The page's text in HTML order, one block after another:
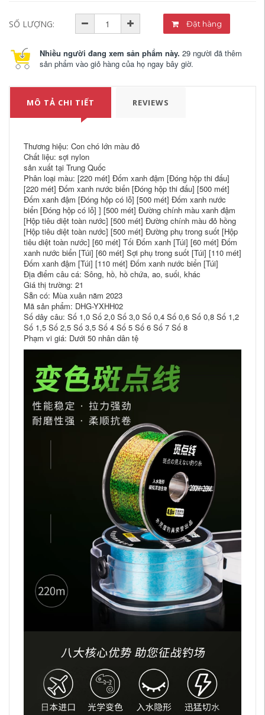
SỐ LƯỢNG: Đặt hàng
Nhiều người đang xem sản phẩm này. 29 người đã thêm
sản phẩm vào giỏ hàng của họ ngay bây giờ.
MÔ TẢ CHI TIẾT REVIEWS
Thương hiệu: Con chó lớn màu đỏ
Chất liệu: sợi nylon
sản xuất tại Trung Quốc
Phân loại màu: [220 mét] Đốm xanh đậm [Đóng hộp thi đấu]
[220 mét] Đốm xanh nước biển [Đóng hộp thi đấu] [500 mét]
Đốm xanh đậm [Đóng hộp có lỗ] [500 mét] Đốm xanh nước
biển [Đóng hộp có lỗ] ] [500 mét] Đường chính màu xanh đậm
[Hộp tiêu diệt toàn nước] [500 mét] Đường chính màu đỏ hồng
[Hộp tiêu diệt toàn nước] [500 mét] Đường phụ trong suốt [Hộp
tiêu diệt toàn nước] [60 mét] Tối Đốm xanh [Túi] [60 mét] Đốm
xanh nước biển [Túi] [60 mét] Sợi phụ trong suốt [Túi] [110 mét]
Đốm xanh đậm [Túi] [110 mét] Đốm xanh nước biển [Túi]
Địa điểm câu cá: Sông, hồ, hồ chứa, ao, suối, khác
Giá thị trường: 21
Sẵn có: Mùa xuân năm 2023
Mã sản phẩm: DHG-YXHH02
Số dây câu: Số 1,0 Số 2,0 Số 3,0 Số 0,4 Số 0,6 Số 0,8 Số 1,2
Số 1,5 Số 2,5 Số 3,5 Số 4 Số 5 Số 6 Số 7 Số 8
Phạm vi giá: Dưới 50 nhân dân tệ